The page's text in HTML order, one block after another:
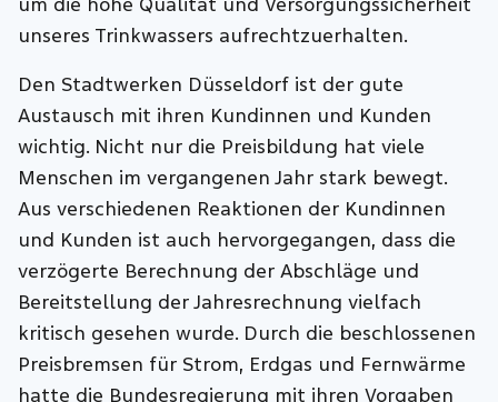
unseres Trinkwassers aufrechtzuerhalten.
Den Stadtwerken Düsseldorf ist der gute
Austausch mit ihren Kundinnen und Kunden
wichtig. Nicht nur die Preisbildung hat viele
Menschen im vergangenen Jahr stark bewegt.
Aus verschiedenen Reaktionen der Kundinnen
und Kunden ist auch hervorgegangen, dass die
verzögerte Berechnung der Abschläge und
Bereitstellung der Jahresrechnung vielfach
kritisch gesehen wurde. Durch die beschlossenen
Preisbremsen für Strom, Erdgas und Fernwärme
hatte die Bundesregierung mit ihren Vorgaben